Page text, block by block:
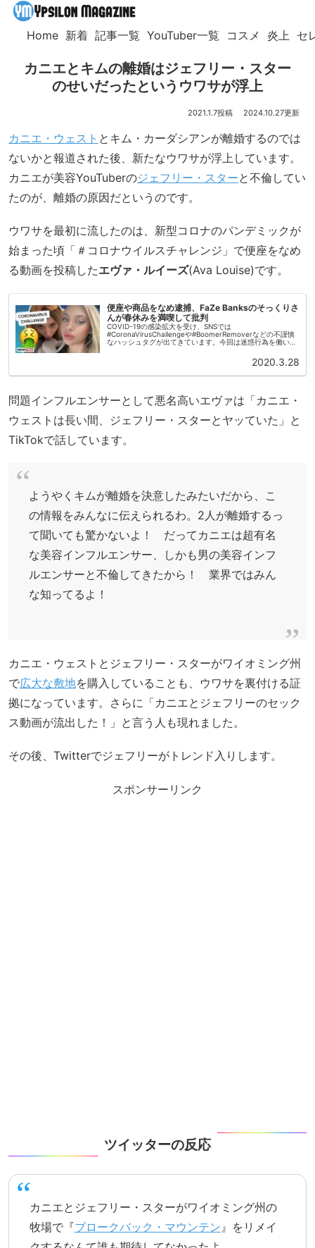
Home 新着 記事一覧 YouTuber一覧 コスメ 炎上 セ
カニエとキムの離婚はジェフリー・スター
のせいだったというウワサが浮上
2021.1.7 2024.10.27
カニエ・ウェスト とキム・カーダシアンが離婚するのでは
ないかと報道された後、新たなウワサが浮上しています。
カニエが美容YouTuberのジェフリー・スターと不倫してい
たのが、離婚の原因だというのです。
ウワサを最初に流したのは、新型コロナのパンデミックが
始まった頃「＃コロナウイルスチャレンジ」で便座をなめ
る動画を投稿したエヴァ・ルイーズ(Ava Louise)です。
便座や商品をなめ逮捕、FaZe Banksのそっくりさ
んが春休みを満喫して批判
COVID-19の感染拡大を受け、SNSでは
#CoronaVirusChallengeや#BoomerRemoverなどの不謹慎
なハッシュタグが出てきています。今回は迷惑行為を働いた
2020.3.28
問題インフルエンサーとして悪名高いエヴァは「カニエ・
ウェストは長い間、ジェフリー・スターとヤッていた」と
TikTokで話しています。
ようやくキムが離婚を決意したみたいだから、こ
の情報をみんなに伝えられるわ。2人が離婚するっ
て聞いても驚かないよ！ だってカニエは超有名
な美容インフルエンサー、しかも男の美容インフ
ルエンサーと不倫してきたから！ 業界ではみん
な知ってるよ！
カニエ・ウェストとジェフリー・スターがワイオミング州
で広大な敷地を購入していることも、ウワサを裏付ける証
拠になっています。さらに「カニエとジェフリーのセック
ス動画が流出した！」と言う人も現れました。
その後、Twitterでジェフリーがトレンド入りします。
スポンサーリンク
ツイッターの反応
カニエとジェフリー・スターがワイオミング州の
牧場で『ブロークバック・マウンテン 』をリメイ